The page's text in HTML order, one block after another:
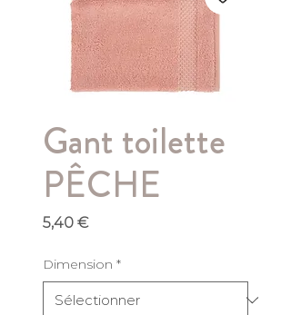
Gant toilette
PÊCHE
5,40 €Prix
Dimension *